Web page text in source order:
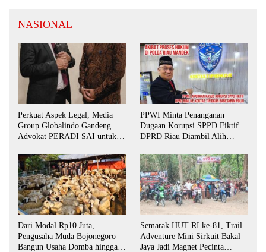
NASIONAL
Perkuat Aspek Legal, Media
Group Globalindo Gandeng
Advokat PERADI SAI untuk
PPWI Minta Penanganan
Dugaan Korupsi SPPD Fiktif
DPRD Riau Diambil Alih
Dari Modal Rp10 Juta,
Pengusaha Muda Bojonegoro
Bangun Usaha Domba hingga
Semarak HUT RI ke-81, Trail
Adventure Mini Sirkuit Bakal
Jaya Jadi Magnet Pecinta